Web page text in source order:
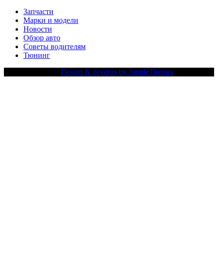
Запчасти
Марки и модели
Новости
Обзор авто
Советы водителям
Тюнинг
Design & develop by AmpleThemes